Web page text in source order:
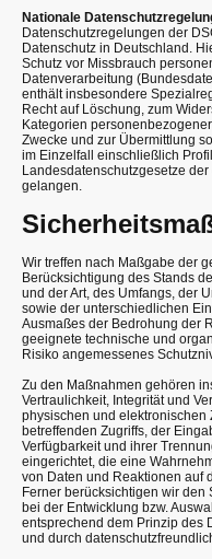
Nationale
Datenschutzregelungen der
Datenschutz in Deutschland.
Schutz vor Missbrauch
Datenverarbeitung
enthält insbesondere
Recht auf Löschung, zum
Kategorien
Zwecke und zur Übermittlung
im Einzelfall einschließlich
Landesdatenschutzgesetze
gelangen.
Wir treffen nach Maßgabe der
Berücksichtigung des Stands
und der Art, des Umfangs, der
sowie der unterschiedlichen
Ausmaßes der Bedrohung der
geeignete technische und
Risiko angemessenes
Zu den Maßnahmen gehören
Vertraulichkeit, Integrität und
physischen und elektronischen
betreffenden Zugriffs, der
Verfügbarkeit und ihrer
eingerichtet, die eine
von Daten und Reaktionen auf
Ferner berücksichtigen wir
bei der Entwicklung bzw.
entsprechend dem Prinzip des
und durch